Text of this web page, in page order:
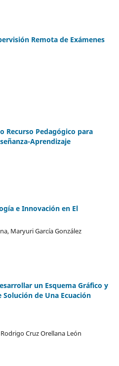
Remota de Exámenes
Recurso Pedagógico para
Aprendizaje
e Innovación en El
Maryuri García González
un Esquema Gráfico y
de Una Ecuación
Cruz Orellana León